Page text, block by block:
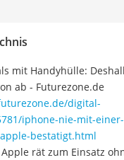
mit Handyhülle:
ab - Futurezone.de
digital-
iphone-nie-mit-
bestatigt.html
rät zum Einsatz